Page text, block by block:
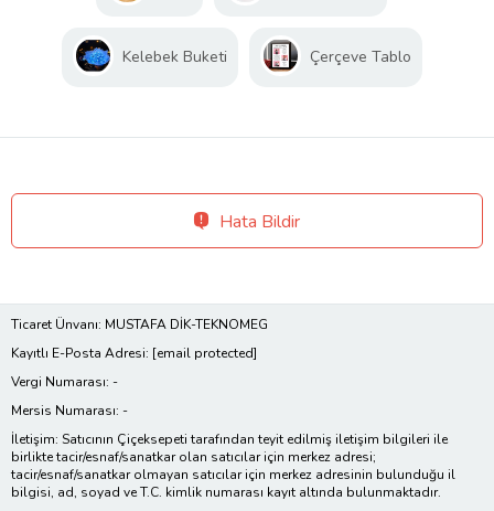
Kelebek Buketi Çerçeve Tablo
Hata Bildir
Ticaret Ünvanı: MUSTAFA DİK-TEKNOMEG
Kayıtlı E-Posta Adresi: [email protected]
Vergi Numarası: -
Mersis Numarası: -
İletişim: Satıcının Çiçeksepeti tarafından teyit edilmiş iletişim bilgileri ile
birlikte tacir/esnaf/sanatkar olan satıcılar için merkez adresi;
tacir/esnaf/sanatkar olmayan satıcılar için merkez adresinin bulunduğu il
bilgisi, ad, soyad ve T.C. kimlik numarası kayıt altında bulunmaktadır.